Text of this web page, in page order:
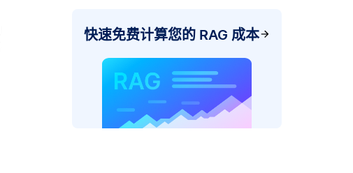
快速免费计算您的 RAG 成本